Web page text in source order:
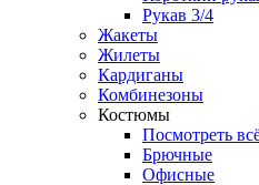
Рукав 3/4
Жакеты
Жилеты
Кардиганы
Комбинезоны
Костюмы
Посмотреть
Брючные
Офисные